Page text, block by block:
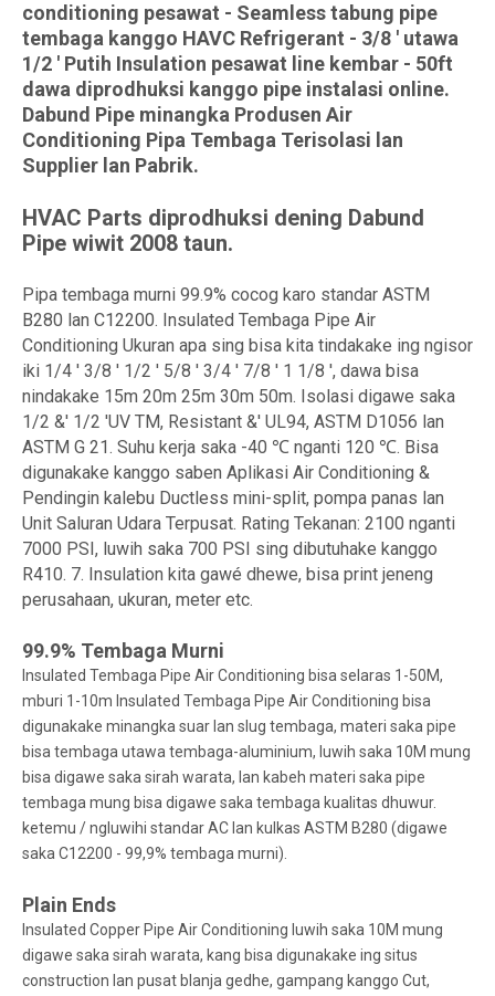
conditioning pesawat - Seamless tabung pipe
tembaga kanggo HAVC Refrigerant - 3/8 ' utawa
1/2 ' Putih Insulation pesawat line kembar - 50ft
dawa diprodhuksi kanggo pipe instalasi online.
Dabund Pipe minangka Produsen Air
Conditioning Pipa Tembaga Terisolasi lan
Supplier lan Pabrik.
HVAC Parts diprodhuksi dening Dabund
Pipe wiwit 2008 taun.
Pipa tembaga murni 99.9% cocog karo standar ASTM
B280 lan C12200. Insulated Tembaga Pipe Air
Conditioning Ukuran apa sing bisa kita tindakake ing ngisor
iki 1/4 ' 3/8 ' 1/2 ' 5/8 ' 3/4 ' 7/8 ' 1 1/8 ', dawa bisa
nindakake 15m 20m 25m 30m 50m. Isolasi digawe saka
1/2 &' 1/2 'UV TM, Resistant &' UL94, ASTM D1056 lan
ASTM G 21. Suhu kerja saka -40 ℃ nganti 120 ℃. Bisa
digunakake kanggo saben Aplikasi Air Conditioning &
Pendingin kalebu Ductless mini-split, pompa panas lan
Unit Saluran Udara Terpusat. Rating Tekanan: 2100 nganti
7000 PSI, luwih saka 700 PSI sing dibutuhake kanggo
R410. 7. Insulation kita gawé dhewe, bisa print jeneng
perusahaan, ukuran, meter etc.
99.9% Tembaga Murni
Insulated Tembaga Pipe Air Conditioning bisa selaras 1-50M,
mburi 1-10m Insulated Tembaga Pipe Air Conditioning bisa
digunakake minangka suar lan slug tembaga, materi saka pipe
bisa tembaga utawa tembaga-aluminium, luwih saka 10M mung
bisa digawe saka sirah warata, lan kabeh materi saka pipe
tembaga mung bisa digawe saka tembaga kualitas dhuwur.
ketemu / ngluwihi standar AC lan kulkas ASTM B280 (digawe
saka C12200 - 99,9% tembaga murni).
Plain Ends
Insulated Copper Pipe Air Conditioning luwih saka 10M mung
digawe saka sirah warata, kang bisa digunakake ing situs
construction lan pusat blanja gedhe, gampang kanggo Cut,